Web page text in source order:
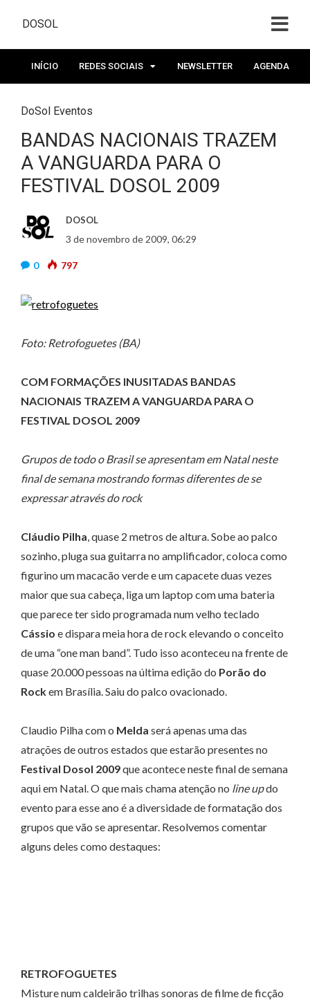
DOSOL
INÍCIO REDES SOCIAIS NEWSLETTER AGENDA
DoSol Eventos
BANDAS NACIONAIS TRAZEM
A VANGUARDA PARA O
FESTIVAL DOSOL 2009
DOSOL
3 de novembro de 2009, 06:29
0 797
Foto: Retrofoguetes (BA)
COM FORMAÇÕES INUSITADAS BANDAS
NACIONAIS TRAZEM A VANGUARDA PARA O
FESTIVAL DOSOL 2009
Grupos de todo o Brasil se apresentam em Natal neste
final de semana mostrando formas diferentes de se
expressar através do rock
Cláudio Pilha, quase 2 metros de altura. Sobe ao palco
sozinho, pluga sua guitarra no amplificador, coloca como
figurino um macacão verde e um capacete duas vezes
maior que sua cabeça, liga um laptop com uma bateria
que parece ter sido programada num velho teclado
Cássio e dispara meia hora de rock elevando o conceito
de uma “one man band”. Tudo isso aconteceu na frente de
quase 20.000 pessoas na última edição do Porão do
Rockem Brasília. Saiu do palco ovacionado.
Claudio Pilha com o Melda será apenas uma das
atrações de outros estados que estarão presentes no
Festival Dosol 2009que acontece neste final de semana
aqui em Natal. O que mais chama atenção no line updo
evento para esse ano é a diversidade de formatação dos
grupos que vão se apresentar. Resolvemos comentar
alguns deles como destaques:
RETROFOGUETES
Misture num caldeirão trilhas sonoras de filme de ficção